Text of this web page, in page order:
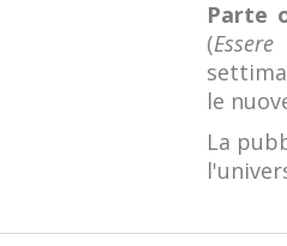
Parte
(
le
La